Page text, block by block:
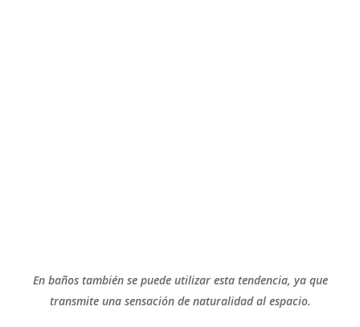
En baños también se puede utilizar esta tendencia, ya que
transmite una sensación de naturalidad al espacio.